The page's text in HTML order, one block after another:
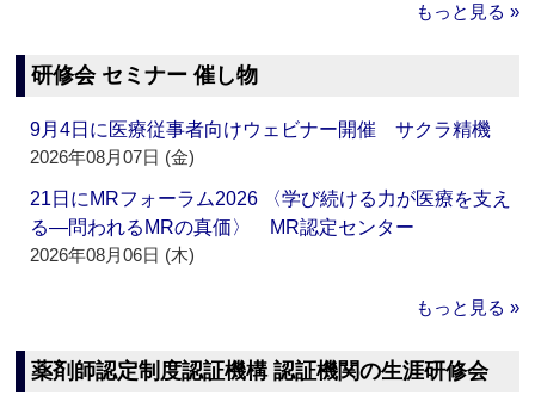
もっと見る »
研修会 セミナー 催し物
9月4日に医療従事者向けウェビナー開催 サクラ精機
2026年08月07日 (金)
21日にMRフォーラム2026 〈学び続ける力が医療を支え
る―問われるMRの真価〉 MR認定センター
2026年08月06日 (木)
もっと見る »
薬剤師認定制度認証機構 認証機関の生涯研修会